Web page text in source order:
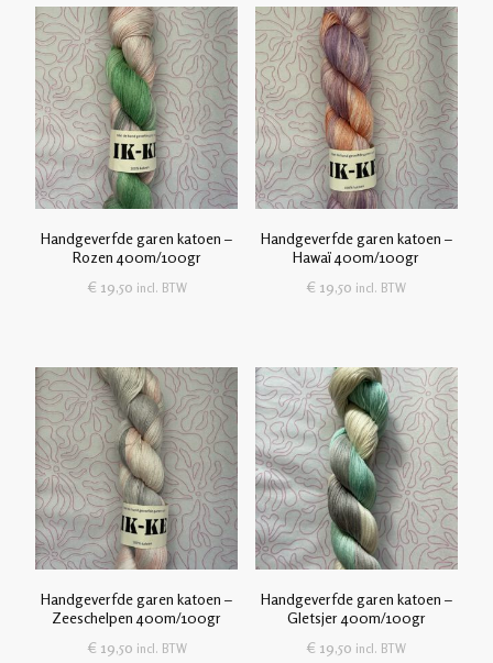
Handgeverfde garen katoen –
Rozen 400m/100gr
€ 19,50 incl. BTW
Handgeverfde garen katoen –
Hawaï 400m/100gr
€ 19,50 incl. BTW
Handgeverfde garen katoen –
Zeeschelpen 400m/100gr
€ 19,50 incl. BTW
Handgeverfde garen katoen –
Gletsjer 400m/100gr
€ 19,50 incl. BTW